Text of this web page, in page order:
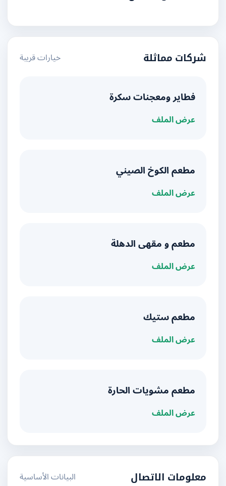
شركات مماثلة خيارات قريبة
فطاير ومعجنات سكرة
عرض الملف
مطعم الكوخ الصيني
عرض الملف
مطعم و مقهى الدهلة
عرض الملف
مطعم ستيك
عرض الملف
مطعم مشويات الحارة
عرض الملف
معلومات الاتصال
البيانات الأساسية